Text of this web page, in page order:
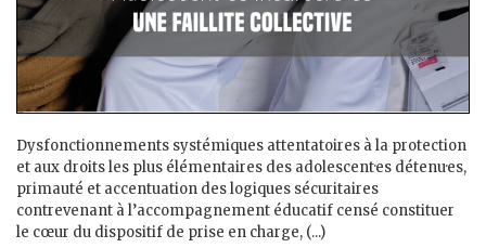
Dysfonctionnements systémiques attentatoires à la protection
et aux droits les plus élémentaires des adolescent·es détenu·es,
primauté et accentuation des logiques sécuritaires
contrevenant à l’accompagnement éducatif censé constituer
le cœur du dispositif de prise en charge, (...)